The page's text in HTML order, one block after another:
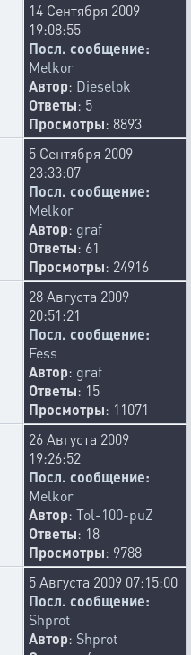
14 Сентября 2009
19:08:55
Посл. сообщение:
Melkor
Автор: Dieselok
Ответы: 5
Просмотры: 8893
5 Сентября 2009
23:33:07
Посл. сообщение:
Melkor
Автор: graf
Ответы: 61
Просмотры: 24916
28 Августа 2009
20:51:21
Посл. сообщение:
Fess
Автор: graf
Ответы: 15
Просмотры: 11071
26 Августа 2009
19:26:52
Посл. сообщение:
Melkor
Автор: Tol-100-puZ
Ответы: 18
Просмотры: 9788
5 Августа 2009 07:15:00
Посл. сообщение:
Shprot
Автор: Shprot